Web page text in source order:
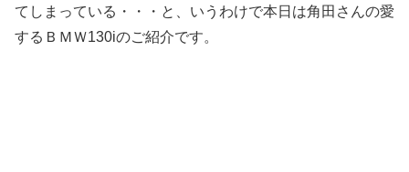
てしまっている・・・と、いうわけで本日は角田さんの愛
するＢＭＷ130iのご紹介です。